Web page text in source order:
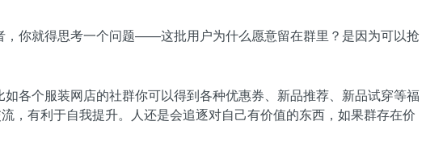
你就得思考一个问题——这批用户为什么愿意留在群里？是因为可以抢
各个服装网店的社群你可以得到各种优惠券、新品推荐、新品试穿等福
，有利于自我提升。人还是会追逐对自己有价值的东西，如果群存在价